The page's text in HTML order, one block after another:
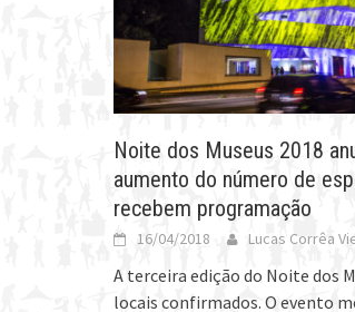
Noite dos Museus 2018
aumento do número de
recebem programação
16/04/2018 Lucas Corrêa
A terceira edição do Noite dos
locais confirmados. O evento